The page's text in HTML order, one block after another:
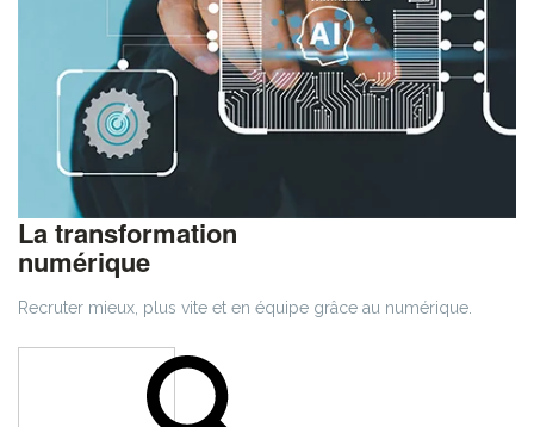
La transformation
numérique
Recruter mieux, plus vite et en équipe grâce au numérique.